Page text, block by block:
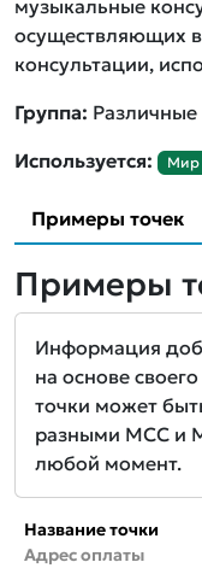
музыкальные
осуществляющих
консультации,
Группа:
Используется:
Мир
Примеры точек
Примеры
Информация
на основе
точки может
разными MCC и
любой момент.
Название точки
Адрес оплаты